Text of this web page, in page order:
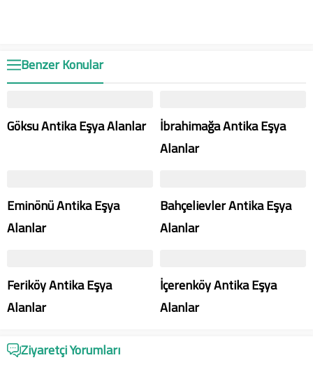
Benzer Konular
Göksu Antika Eşya Alanlar
İbrahimağa Antika Eşya
Alanlar
Eminönü Antika Eşya
Alanlar
Bahçelievler Antika Eşya
Alanlar
Feriköy Antika Eşya
Alanlar
İçerenköy Antika Eşya
Alanlar
Ziyaretçi Yorumları